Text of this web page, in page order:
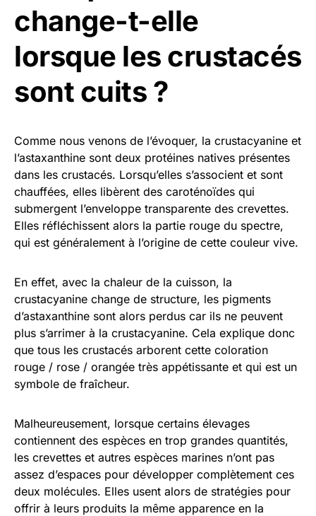
change-t-elle
lorsque les crustacés
sont cuits ?
Comme nous venons de l’évoquer, la crustacyanine et
l’astaxanthine sont deux protéines natives présentes
dans les crustacés. Lorsqu’elles s’associent et sont
chauffées, elles libèrent des caroténoïdes qui
submergent l’enveloppe transparente des crevettes.
Elles réfléchissent alors la partie rouge du spectre,
qui est généralement à l’origine de cette couleur vive.
En effet, avec la chaleur de la cuisson, la
crustacyanine change de structure, les pigments
d’astaxanthine sont alors perdus car ils ne peuvent
plus s’arrimer à la crustacyanine. Cela explique donc
que tous les crustacés arborent cette coloration
rouge / rose / orangée très appétissante et qui est un
symbole de fraîcheur.
Malheureusement, lorsque certains élevages
contiennent des espèces en trop grandes quantités,
les crevettes et autres espèces marines n’ont pas
assez d’espaces pour développer complètement ces
deux molécules. Elles usent alors de stratégies pour
offrir à leurs produits la même apparence en la